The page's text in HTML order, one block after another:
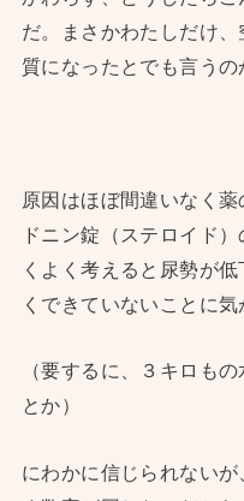
だ。まさかわたしだけ
質になったとでも言う
原因はほぼ間違いなく
ドニン錠（ステロイド
くよく考えると尿勢が
くできていないことに気
（要するに、３キロも
とか）
にわかに信じられない